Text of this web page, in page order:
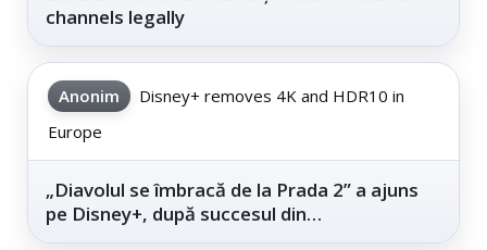
channels legally
Anonim
Disney+ removes 4K and HDR10 in
Europe
„Diavolul se îmbracă de la Prada 2” a ajuns
pe Disney+, după succesul din